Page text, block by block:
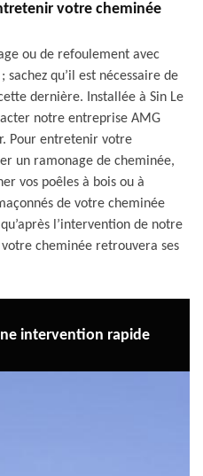
votre cheminée
ou de refoulement avec
sachez qu’il est nécessaire de
dernière. Installée à Sin Le
notre entreprise AMG
Pour entretenir votre
un ramonage de cheminée,
vos poêles à bois ou à
de votre cheminée
l’intervention de notre
cheminée retrouvera ses
intervention rapide